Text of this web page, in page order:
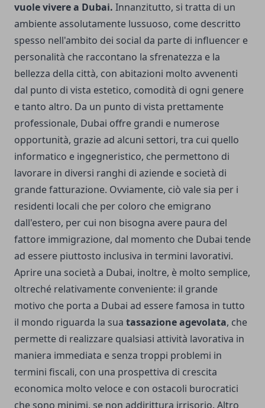
vuole vivere a Dubai. Innanzitutto, si tratta di un
ambiente assolutamente lussuoso, come descritto
spesso nell'ambito dei social da parte di influencer e
personalità che raccontano la sfrenatezza e la
bellezza della città, con abitazioni molto avvenenti
dal punto di vista estetico, comodità di ogni genere
e tanto altro. Da un punto di vista prettamente
professionale, Dubai offre grandi e numerose
opportunità, grazie ad alcuni settori, tra cui quello
informatico e ingegneristico, che permettono di
lavorare in diversi ranghi di aziende e società di
grande fatturazione. Ovviamente, ciò vale sia per i
residenti locali che per coloro che emigrano
dall'estero, per cui non bisogna avere paura del
fattore immigrazione, dal momento che Dubai tende
ad essere piuttosto inclusiva in termini lavorativi.
Aprire una società a Dubai, inoltre, è molto semplice,
oltreché relativamente conveniente: il grande
motivo che porta a Dubai ad essere famosa in tutto
il mondo riguarda la sua tassazione agevolata, che
permette di realizzare qualsiasi attività lavorativa in
maniera immediata e senza troppi problemi in
termini fiscali, con una prospettiva di crescita
economica molto veloce e con ostacoli burocratici
che sono minimi, se non addirittura irrisorio. Altro